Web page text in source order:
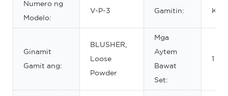
Numero ng
Modelo:
V-P-3 Gamitin:
Ginamit
Gamit ang:
BLUSHER,
Loose
Powder
Mga
Aytem
Bawat
Set:
1